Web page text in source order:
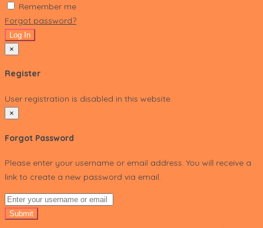
Remember me
Forgot password?
Log In
×
Register
User registration is disabled in this website.
×
Forgot Password
Please enter your username or email address. You will receive a
link to create a new password via email.
Submit